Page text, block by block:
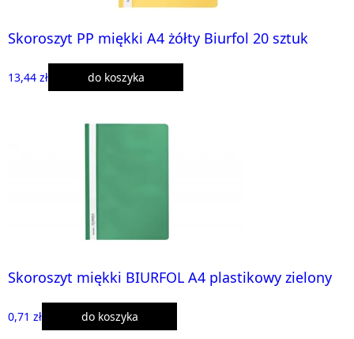
Skoroszyt PP miękki A4 żółty Biurfol 20 sztuk
13,44 zł do koszyka
Skoroszyt miękki BIURFOL A4 plastikowy zielony
0,71 zł do koszyka